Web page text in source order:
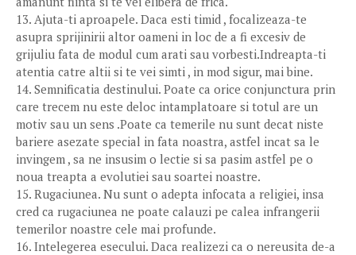
13. Ajuta-ti aproapele. Daca esti timid , focalizeaza-te
asupra sprijinirii altor oameni in loc de a fi excesiv de
grijuliu fata de modul cum arati sau vorbesti.Indreapta-ti
atentia catre altii si te vei simti , in mod sigur, mai bine.
14. Semnificatia destinului. Poate ca orice conjunctura prin
care trecem nu este deloc intamplatoare si totul are un
motiv sau un sens .Poate ca temerile nu sunt decat niste
bariere asezate special in fata noastra, astfel incat sa le
invingem , sa ne insusim o lectie si sa pasim astfel pe o
noua treapta a evolutiei sau soartei noastre.
15. Rugaciunea. Nu sunt o adepta infocata a religiei, insa
cred ca rugaciunea ne poate calauzi pe calea infrangerii
temerilor noastre cele mai profunde.
16. Intelegerea esecului. Daca realizezi ca o nereusita de-a